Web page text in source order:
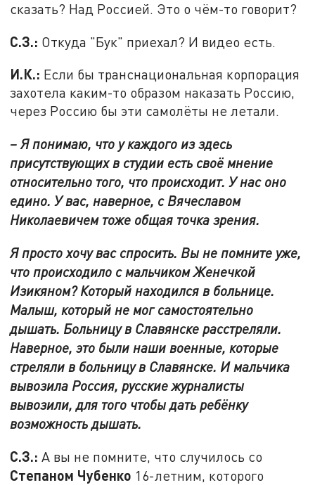
сказать? Над Россией. Это о чём-то говорит?
С.З.: Откуда "Бук" приехал? И видео есть.
И.К.: Если бы транснациональная корпорация
захотела каким-то образом наказать Россию,
через Россию бы эти самолёты не летали.
– Я понимаю, что у каждого из здесь
присутствующих в студии есть своё мнение
относительно того, что происходит. У нас оно
едино. У вас, наверное, с Вячеславом
Николаевичем тоже общая точка зрения.
Я просто хочу вас спросить. Вы не помните уже,
что происходило с мальчиком Женечкой
Изикяном? Который находился в больнице.
Малыш, который не мог самостоятельно
дышать. Больницу в Славянске расстреляли.
Наверное, это были наши военные, которые
стреляли в больницу в Славянске. И мальчика
вывозила Россия, русские журналисты
вывозили, для того чтобы дать ребёнку
возможность дышать.
С.З.: А вы не помните, что случилось со
Степаном Чубенко 16-летним, которого